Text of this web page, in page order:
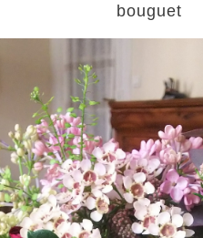
bouguet